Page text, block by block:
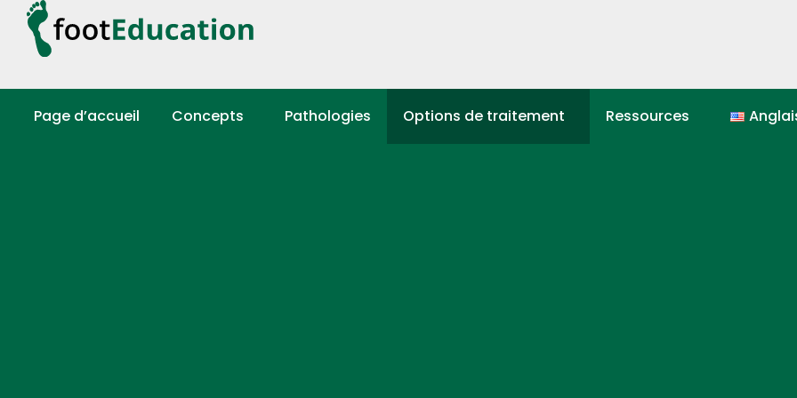
Page d’accueil Concepts Pathologies Options de traitement Ressources